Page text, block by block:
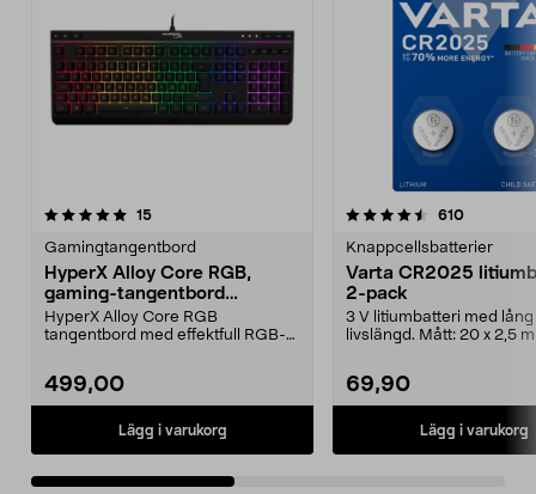
15recensioner
Gamingtangentbord
HyperX Alloy Core RGB,
gaming-tangentbord
(nordisk layout)
HyperX Alloy Core RGB
tangentbord med effektfull RGB-
499,00
Lägg i varukorg
4.5av 5 stjärnor 610
Knappcellsbatterier
Varta CR2025
2-pack
3 V litiumbatteri med lång
livslängd. Mått: 20 x 2,5
69,90
Lägg i varukorg
4.5av 5 stjärnor